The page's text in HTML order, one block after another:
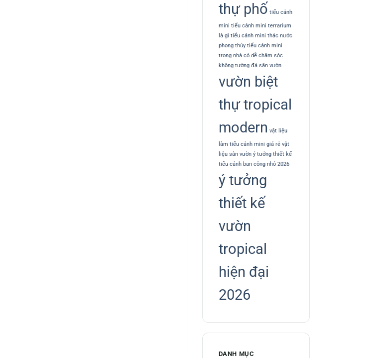
thự phố tiểu cảnh
mini tiểu cảnh mini terrarium
là gì tiểu cảnh mini thác nước
phong thủy tiểu cảnh mini
trong nhà có dễ chăm sóc
không tường đá sân vườn
vườn biệt
thự tropical
modern vật liệu
làm tiểu cảnh mini giá rẻ vật
liệu sân vườn ý tưởng thiết kế
tiểu cảnh ban công nhỏ 2026
ý tưởng
thiết kế
vườn
tropical
hiện đại
2026
DANH MỤC